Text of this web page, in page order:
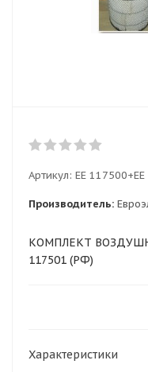
Артикул: ЕЕ
Производитель:
КОМПЛЕКТ
117501 (РФ)
Характеристики